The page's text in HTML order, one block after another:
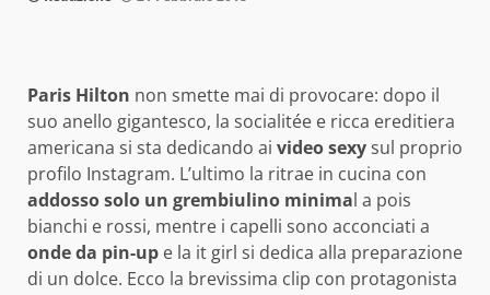
Paris Hilton non smette mai di provocare: dopo il
suo anello gigantesco, la socialitée e ricca ereditiera
americana si sta dedicando ai video sexysul proprio
profilo Instagram. L’ultimo la ritrae in cucina con
addosso solo un grembiulino minimal a pois
bianchi e rossi, mentre i capelli sono acconciati a
onde da pin-up e la it girl si dedica alla preparazione
di un dolce. Ecco la brevissima clip con protagonista